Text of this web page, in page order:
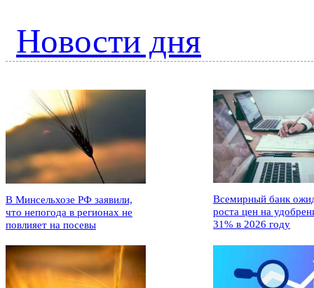
Новости дня
В Минсельхозе РФ заявили,
что непогода в регионах не
повлияет на посевы
Всемирный банк
роста цен на
31% в 2026 году